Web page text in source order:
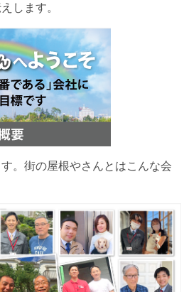
します。
。街の屋根やさんとはこんな会